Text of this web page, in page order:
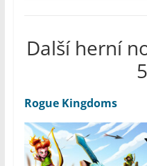
Další herní
Rogue Kingdoms